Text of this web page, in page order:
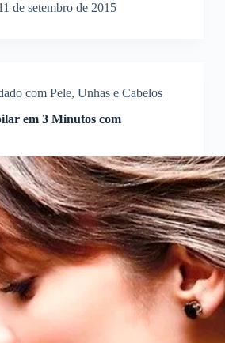
de setembro de 2015
com Pele, Unhas e Cabelos
em 3 Minutos com